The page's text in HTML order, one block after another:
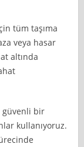
tüm taşıma
veya hasar
altında
güvenli bir
kullanıyoruz.